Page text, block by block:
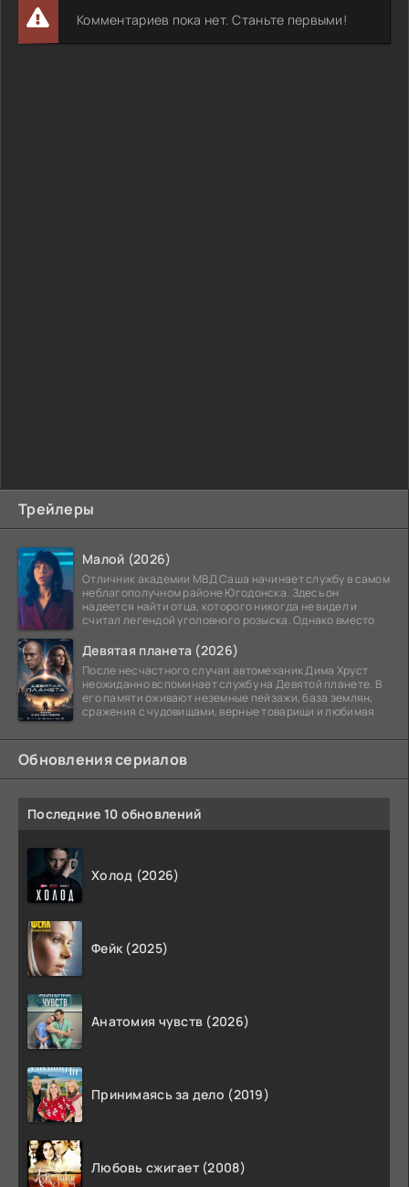
Трейлеры
Малой (2026)
Отличник академии МВД Саша начинает службу в самом
неблагополучном районе Югодонска. Здесь он
надеется найти отца, которого никогда не видел и
считал легендой уголовного розыска. Однако вместо
Девятая планета (2026)
После несчастного случая автомеханик Дима Хруст
неожиданно вспоминает службу на Девятой планете. В
его памяти оживают неземные пейзажи, база землян,
сражения с чудовищами, верные товарищи и любимая
Обновления сериалов
Последние 10 обновлений
Холод (2026)
Фейк (2025)
Анатомия чувств (2026)
Принимаясь за дело (2019)
Любовь сжигает (2008)
Комментариев пока нет. Станьте первыми!